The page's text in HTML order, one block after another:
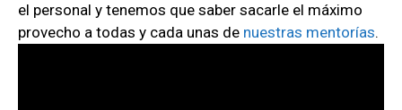
el personal y tenemos que saber sacarle el máximo
provecho a todas y cada unas de nuestras mentorías.